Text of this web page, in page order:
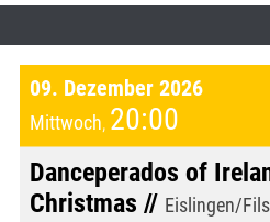
09. Dezember 2026
Mittwoch, 20:00
Danceperados of
Christmas // Eislingen/